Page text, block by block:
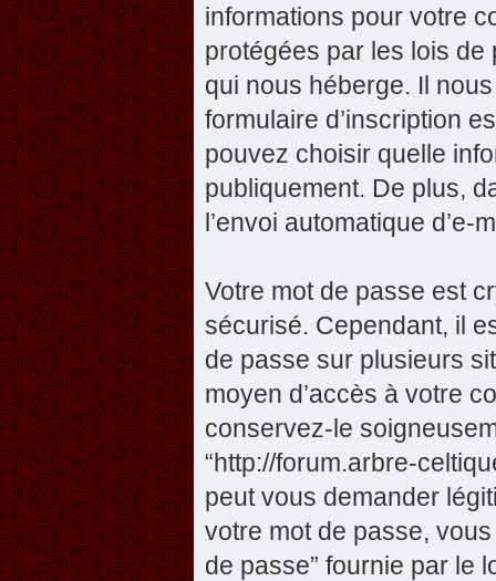
informations pour votre
protégées par les lois
qui nous héberge. Il
formulaire d’inscription
pouvez choisir quelle
publiquement. De plus,
l’envoi automatique d’e-
Votre mot de passe est
sécurisé. Cependant, il
de passe sur plusieurs
moyen d’accès à votre
conservez-le
“http://forum.arbre-
peut vous demander
votre mot de passe,
de passe” fournie par le